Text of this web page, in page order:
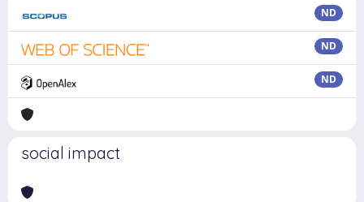
ND
ND
ND
social impact